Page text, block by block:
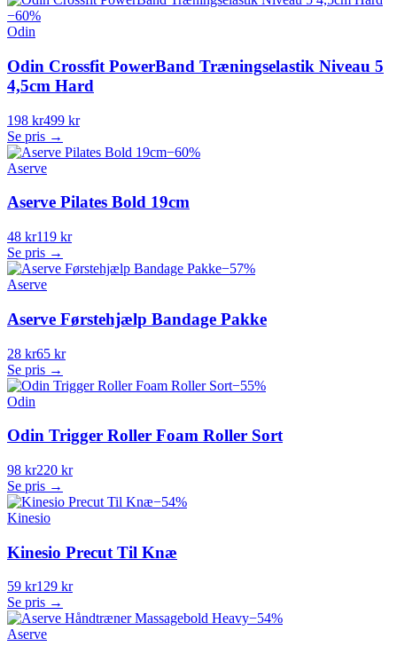
−60%
Odin
Odin Crossfit PowerBand Træningselastik Niveau 5
4,5cm Hard
198 kr499 kr
Se pris →
−60%
Aserve
Aserve Pilates Bold 19cm
48 kr119 kr
Se pris →
−57%
Aserve
Aserve Førstehjælp Bandage Pakke
28 kr65 kr
Se pris →
−55%
Odin
Odin Trigger Roller Foam Roller Sort
98 kr220 kr
Se pris →
−54%
Kinesio
Kinesio Precut Til Knæ
59 kr129 kr
Se pris →
−54%
Aserve